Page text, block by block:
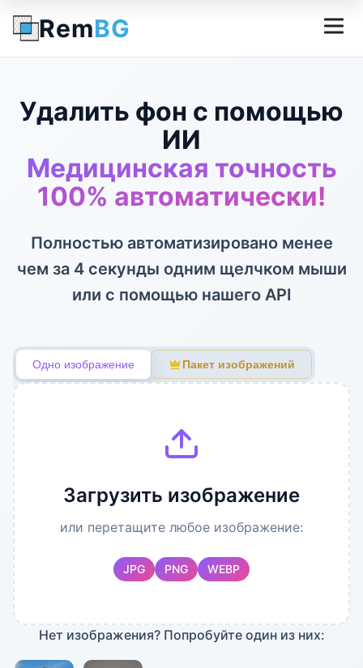
RemBG
Удалить фон с помощью
ИИ
Медицинская точность
100% автоматически!
Полностью автоматизировано менее
чем за 4 секунды одним щелчком мыши
или с помощью нашего API
Одно изображение Пакет изображений
Цвет фона
Вывод
Загрузить изображение
или перетащите любое изображение:
JPG PNG WEBP
Нет изображения? Попробуйте один из них: